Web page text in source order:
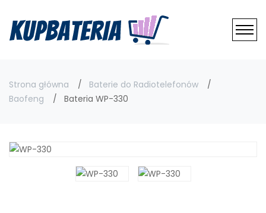
Strona główna
Baterie do Radiotelefonów
Baofeng
Bateria WP-330